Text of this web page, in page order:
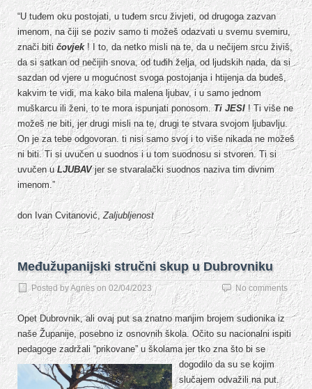
“U tuđem oku postojati, u tuđem srcu živjeti, od drugoga zazvan
imenom, na čiji se poziv samo ti možeš odazvati u svemu svemiru,
znači biti čovjek! I to, da netko misli na te, da u nečijem srcu živiš,
da si satkan od nečijih snova, od tuđih želja, od ljudskih nada, da si
sazdan od vjere u mogućnost svoga postojanja i htijenja da budeš,
kakvim te vidi, ma kako bila malena ljubav, i u samo jednom
muškarcu ili ženi, to te mora ispunjati ponosom.Ti JESI ! Ti više ne
možeš ne biti, jer drugi misli na te, drugi te stvara svojom ljubavlju.
On je za tebe odgovoran. ti nisi samo svoj i to više nikada ne možeš
ni biti. Ti si uvučen u suodnos i u tom suodnosu si stvoren. Ti si
uvučen uLJUBAVjer se stvaralački suodnos naziva tim divnim
imenom.”
don Ivan Cvitanović,Zaljubljenost
Međužupanijski stručni skup u Dubrovniku
Posted byAgneson 02/04/2023 No comments
Opet Dubrovnik, ali ovaj put sa znatno manjim brojem sudionika iz
naše Županije, posebno iz osnovnih škola. Očito su nacionalni ispiti
pedagoge zadržali “prikovane” u školama jer tko zna što bi se
dogodiloda su se kojim
slučajem odvažili na put.